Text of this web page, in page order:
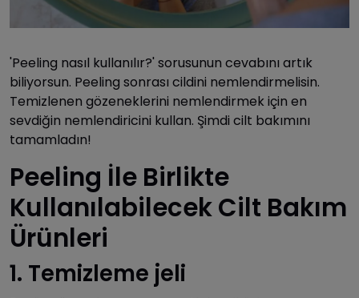
'Peeling nasıl kullanılır?' sorusunun cevabını artık
biliyorsun. Peeling sonrası cildini nemlendirmelisin.
Temizlenen gözeneklerini nemlendirmek için en
sevdiğin nemlendiricini kullan. Şimdi cilt bakımını
tamamladın!
Peeling İle Birlikte
Kullanılabilecek Cilt Bakım
Ürünleri
1. Temizleme jeli